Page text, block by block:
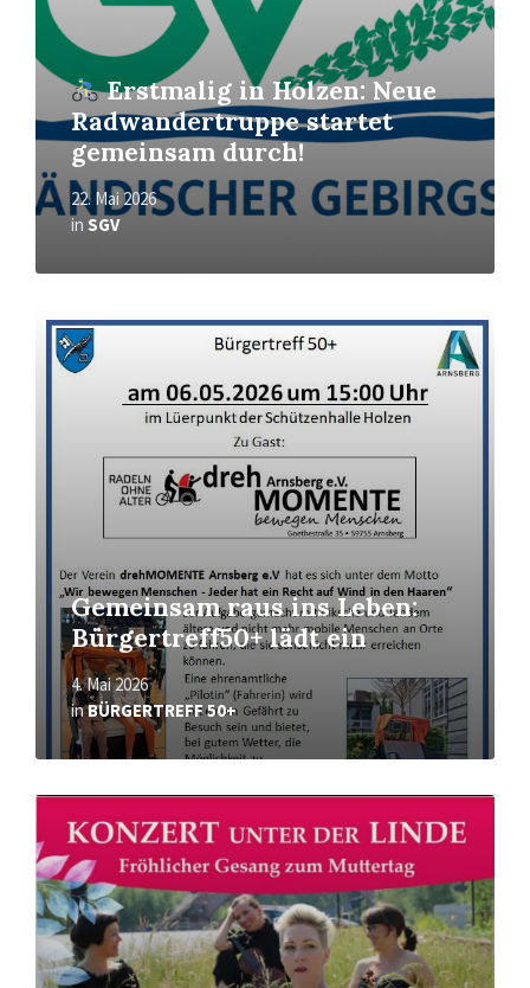
Erstmalig in Holzen: Neue
Radwandertruppe startet
gemeinsam durch!
22. Mai 2026
in SGV
Gemeinsam raus ins Leben:
Bürgertreff50+ lädt ein
4. Mai 2026
inBÜRGERTREFF 50+
Mehr
erfahren
Mehr
erfahren